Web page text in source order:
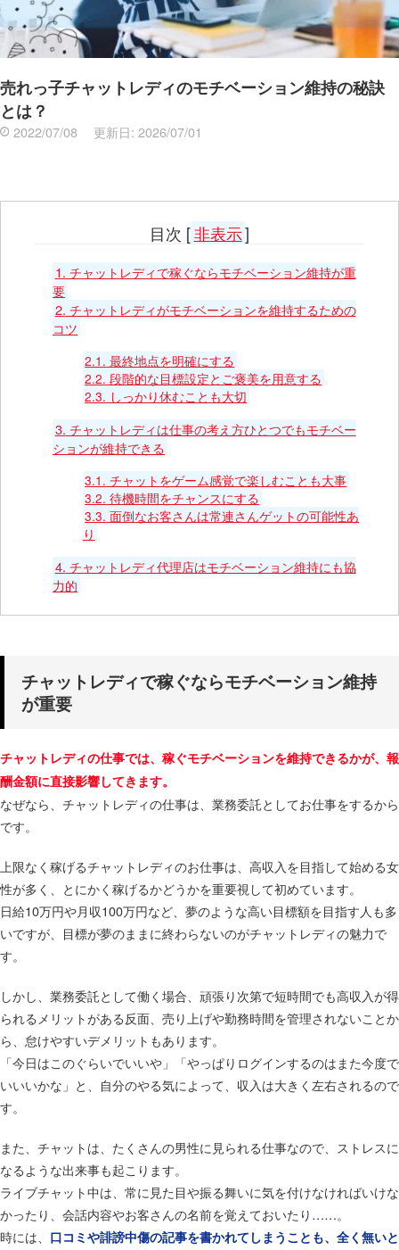
売れっ子チャットレディのモチベーション維持の秘訣
とは？
2022/07/08 更新日: 2026/07/01
目次 [非表示]
1. チャットレディで稼ぐならモチベーション維持が重
要
2. チャットレディがモチベーションを維持するための
コツ
2.1. 最終地点を明確にする
2.2. 段階的な目標設定とご褒美を用意する
2.3. しっかり休むことも大切
3. チャットレディは仕事の考え方ひとつでもモチベー
ションが維持できる
3.1. チャットをゲーム感覚で楽しむことも大事
3.2. 待機時間をチャンスにする
3.3. 面倒なお客さんは常連さんゲットの可能性あ
り
4. チャットレディ代理店はモチベーション維持にも協
力的
チャットレディで稼ぐならモチベーション維持
が重要
チャットレディの仕事では、稼ぐモチベーションを維持できるかが、報
酬金額に直接影響してきます。
なぜなら、チャットレディの仕事は、業務委託としてお仕事をするから
です。
上限なく稼げるチャットレディのお仕事は、高収入を目指して始める女
性が多く、とにかく稼げるかどうかを重要視して初めています。
日給10万円や月収100万円など、夢のような高い目標額を目指す人も多
いですが、目標が夢のままに終わらないのがチャットレディの魅力で
す。
しかし、業務委託として働く場合、頑張り次第で短時間でも高収入が得
られるメリットがある反面、売り上げや勤務時間を管理されないことか
ら、怠けやすいデメリットもあります。
「今日はこのぐらいでいいや」「やっぱりログインするのはまた今度で
いいいかな」と、自分のやる気によって、収入は大きく左右されるので
す。
また、チャットは、たくさんの男性に見られる仕事なので、ストレスに
なるような出来事も起こります。
ライブチャット中は、常に見た目や振る舞いに気を付けなければいけな
かったり、会話内容やお客さんの名前を覚えておいたり……。
時には、 口コミや誹謗中傷の記事を書かれてしまうことも、全く無いと